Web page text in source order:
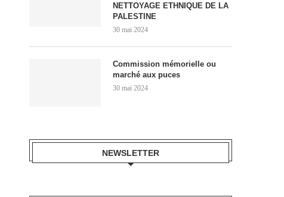
NETTOYAGE ETHNIQUE DE LA
PALESTINE
30 mai 2024
Commission mémorielle ou
marché aux puces
30 mai 2024
NEWSLETTER